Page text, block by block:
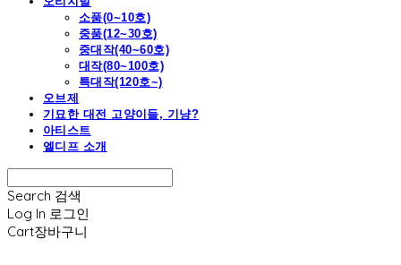
소품(0~10호)
중품(12~30호)
중대작(40~60호)
대작(80~100호)
특대작(120호~)
오브제
기묘한 대전 고양이들, 기냥?
아티스트
엘디프 소개
Search 검색
Log In 로그인
Cart장바구니